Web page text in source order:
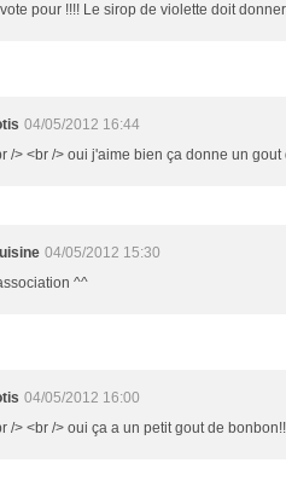
pour !!!! Le sirop de violette doit
04/05/2012 16:44
/> <br /> oui j'aime bien ça donne un
04/05/2012 15:30
^^
04/05/2012 16:00
/> <br /> oui ça a un petit gout de